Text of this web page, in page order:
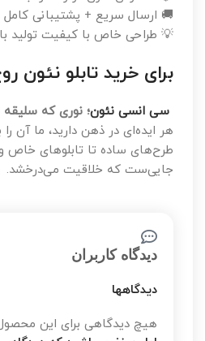
🚚 ارسال سریع + پشتیبانی کامل
💡 طراحی خاص با کیفیت تولید
برای خرید تابلو نئون
سی انسی نئون؛ نوری که
هر ایده‌ای در ذهن دارید، ما آن را
طرح‌های ساده تا تابلوهای خاص
جایی‌ست که خلاقیت می‌درخشد.
دیدگاه کاربران
دیدگاهها
هیچ دیدگاهی برای این